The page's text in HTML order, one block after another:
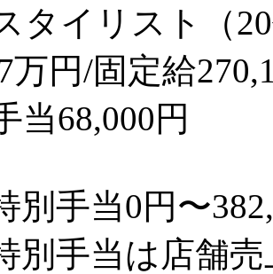
タイリスト（
万円/固定給
当68,000円
別手当0円〜
別手当は店舗